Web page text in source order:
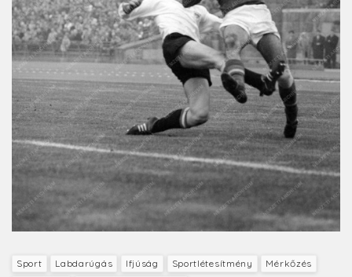
Sport Labdarúgás Ifjúság Sportlétesítmény
Mérkőzés